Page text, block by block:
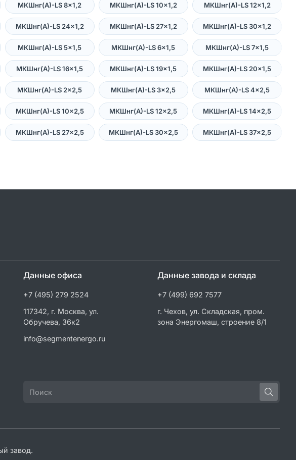
МКШнг(А)-LS 8×1,2 МКШнг(А)-LS 10×1,2 МКШнг(А)-LS 12×1,2
МКШнг(А)-LS 24×1,2 МКШнг(А)-LS 27×1,2 МКШнг(А)-LS 30×1,2
МКШнг(А)-LS 5×1,5 МКШнг(А)-LS 6×1,5 МКШнг(А)-LS 7×1,5
МКШнг(А)-LS 16×1,5 МКШнг(А)-LS 19×1,5 МКШнг(А)-LS 20×1,5
МКШнг(А)-LS 2×2,5 МКШнг(А)-LS 3×2,5 МКШнг(А)-LS 4×2,5
МКШнг(А)-LS 10×2,5 МКШнг(А)-LS 12×2,5 МКШнг(А)-LS 14×2,5
МКШнг(А)-LS 27×2,5 МКШнг(А)-LS 30×2,5 МКШнг(А)-LS 37×2,5
Данные офиса
+7 (495) 279 2524
117342, г. Москва, ул.
Обручева, 36к2
info@segmentenergo.ru
Данные завода и склада
+7 (499) 692 7577
г. Чехов, ул. Складская, пром.
зона Энергомаш, строение 8/1
завод.